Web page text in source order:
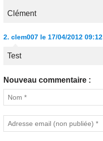
Clément
2. clem007 le 17/04/2012 09:12
Test
Nouveau commentaire :